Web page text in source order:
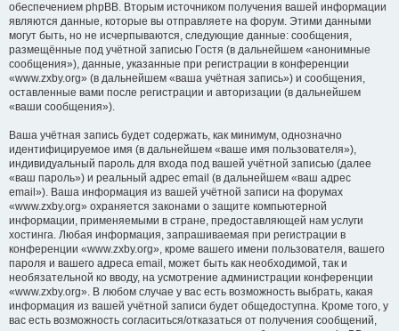
обеспечением phpBB. Вторым источником получения вашей информации
являются данные, которые вы отправляете на форум. Этими данными
могут быть, но не исчерпываются, следующие данные: сообщения,
размещённые под учётной записью Гостя (в дальнейшем «анонимные
сообщения»), данные, указанные при регистрации в конференции
«www.zxby.org» (в дальнейшем «ваша учётная запись») и сообщения,
оставленные вами после регистрации и авторизации (в дальнейшем
«ваши сообщения»).
Ваша учётная запись будет содержать, как минимум, однозначно
идентифицируемое имя (в дальнейшем «ваше имя пользователя»),
индивидуальный пароль для входа под вашей учётной записью (далее
«ваш пароль») и реальный адрес email (в дальнейшем «ваш адрес
email»). Ваша информация из вашей учётной записи на форумах
«www.zxby.org» охраняется законами о защите компьютерной
информации, применяемыми в стране, предоставляющей нам услуги
хостинга. Любая информация, запрашиваемая при регистрации в
конференции «www.zxby.org», кроме вашего имени пользователя, вашего
пароля и вашего адреса email, может быть как необходимой, так и
необязательной ко вводу, на усмотрение администрации конференции
«www.zxby.org». В любом случае у вас есть возможность выбрать, какая
информация из вашей учётной записи будет общедоступна. Кроме того, у
вас есть возможность согласиться/отказаться от получения сообщений,